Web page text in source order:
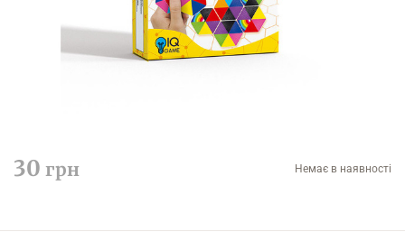
30 грн Немає в наявності